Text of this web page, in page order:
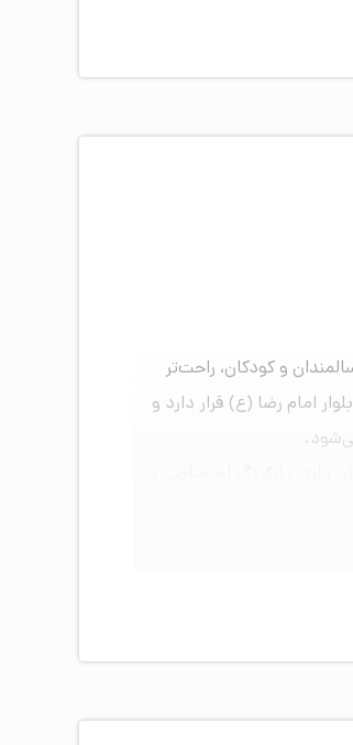
و کودکان، راحت‌تر
هتلی مانند فردوس که در سال ۱۳۸۸ ساخته شد، درست در بلوار امام رضا (ع) قرار دارد و